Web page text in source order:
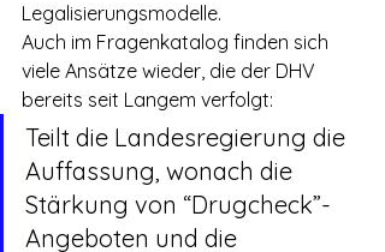
Legalisierungsmodelle.
Auch im Fragenkatalog finden sich
viele Ansätze wieder, die der DHV
bereits seit Langem verfolgt:
Teilt die Landesregierung die
Auffassung, wonach die
Stärkung von “Drugcheck”-
Angeboten und die